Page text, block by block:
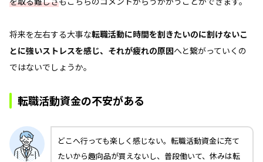
将来を左右する大事な転職活動に時間を割きたいのに割けないこ
とに強いストレスを感じ、それが疲れの原因へと繋がっていくの
ではないでしょうか。
転職活動資金の不安がある
どこへ行っても楽しく感じない。転職活動資金に充て
たいから趣向品が買えないし、普段働いて、休みは転